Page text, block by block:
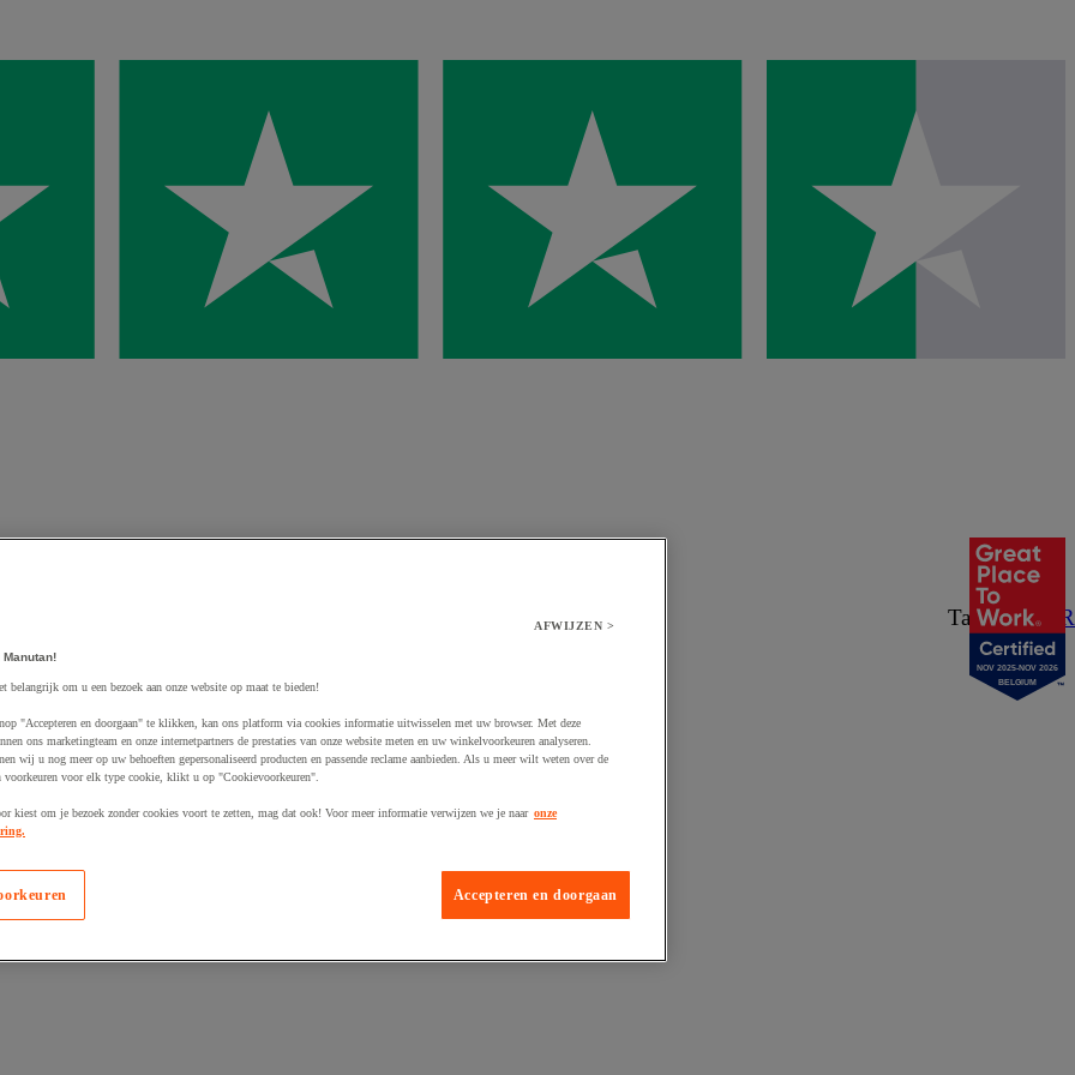
Taal:NL/ FR
aan winkelwagen
NOV 2025-NOV 2026
BELGIUM
AFWIJZEN >
belangrijk om u een bezoek aan onze website op maat te bieden!
"Accepteren en doorgaan" te klikken, kan ons platform via cookies informatie uitwisselen met uw browser. Met deze
ons marketingteam en onze internetpartners de prestaties van onze website meten en uw winkelvoorkeuren analyseren.
wij u nog meer op uw behoeften gepersonaliseerd producten en passende reclame aanbieden. Als u meer wilt weten over de
voorkeuren voor elk type cookie, klikt u op "Cookievoorkeuren".
kiest om je bezoek zonder cookies voort te zetten, mag dat ook! Voor meer informatie verwijzen we je naar onze
Accepteren en doorgaan